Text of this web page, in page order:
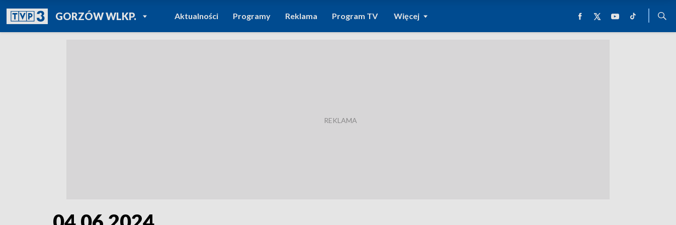
GORZÓW WLKP.POWRÓT DO
TVP REGIONY
Aktualności Programy Reklama Program TV Więcej